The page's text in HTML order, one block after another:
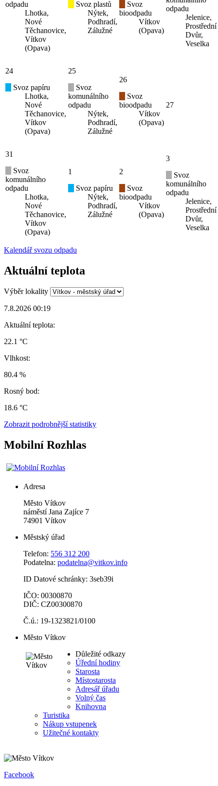
odpadu
Lhotka,
Nové
Těchanovice,
Vítkov
(Opava)
Svoz plastů
Nýtek,
Podhradí,
Zálužné
Svoz
bioodpadu
Vítkov
(Opava)
odpadu
Jelenice,
Prostřední
Dvůr,
Veselka
24
Svoz papíru
Lhotka,
Nové
Těchanovice,
Vítkov
(Opava)
25
Svoz
komunálního
odpadu
Nýtek,
Podhradí,
Zálužné
26
Svoz
bioodpadu
Vítkov
(Opava)
27
31
Svoz
komunálního
odpadu
Lhotka,
Nové
Těchanovice,
Vítkov
(Opava)
1
Svoz papíru
Nýtek,
Podhradí,
Zálužné
2
Svoz
bioodpadu
Vítkov
(Opava)
3
Svoz
komunálního
odpadu
Jelenice,
Prostřední
Dvůr,
Veselka
Kalendář svozu odpadu
Aktuální teplota
Výběr lokality
7.8.2026 00:19
Aktuální teplota:
22.1 °C
Vlhkost:
80.4 %
Rosný bod:
18.6 °C
Zobrazit podrobnější statistiky
Mobilní Rozhlas
Adresa
Město Vítkov
náměstí Jana Zajíce 7
74901 Vítkov
Městský úřad
Telefon: 556 312 200
Podatelna: podatelna@vitkov.info
ID Datové schránky: 3seb39i
IČO: 00300870
DIČ: CZ00300870
Č.ú.: 19-1323821/0100
Město Vítkov
Důležité odkazy
Úřední hodiny
Starosta
Místostarosta
Adresář úřadu
Volný čas
Knihovna
Turistika
Nákup vstupenek
Užitečné kontakty
Facebook